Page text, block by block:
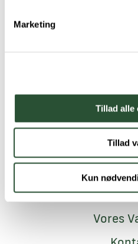
Marketing
Tillad alle
Tillad
Kun
Job i
Vores